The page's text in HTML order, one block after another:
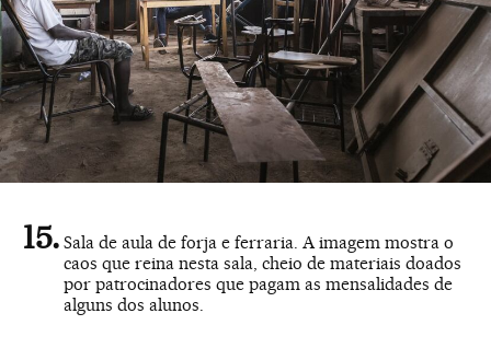
Sala de aula de forja e ferraria. A imagem mostra o
caos que reina nesta sala, cheio de materiais doados
por patrocinadores que pagam as mensalidades de
alguns dos alunos.